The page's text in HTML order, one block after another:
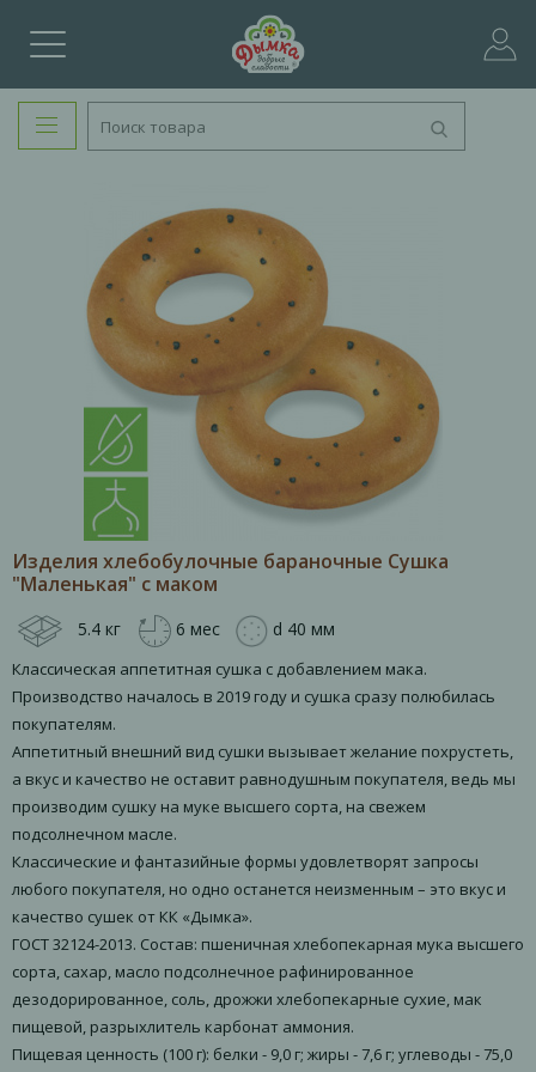
Изделия хлебобулочные бараночные Сушка
"Маленькая" с маком
5.4 кг 6 мес d 40 мм
Классическая аппетитная сушка с добавлением мака.
Производство началось в 2019 году и сушка сразу полюбилась
покупателям.
Аппетитный внешний вид сушки вызывает желание похрустеть,
а вкус и качество не оставит равнодушным покупателя, ведь мы
производим сушку на муке высшего сорта, на свежем
подсолнечном масле.
Классические и фантазийные формы удовлетворят запросы
любого покупателя, но одно останется неизменным – это вкус и
качество сушек от КК «Дымка».
ГОСТ 32124-2013. Состав: пшеничная хлебопекарная мука высшего
сорта, сахар, масло подсолнечное рафинированное
дезодорированное, соль, дрожжи хлебопекарные сухие, мак
пищевой, разрыхлитель карбонат аммония.
Пищевая ценность (100 г): белки - 9,0 г; жиры - 7,6 г; углеводы - 75,0